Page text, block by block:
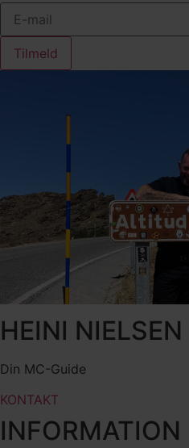
Tilmeld
HEINI NIELSEN
Din MC-Guide
KONTAKT
INFORMATION